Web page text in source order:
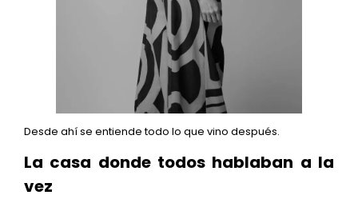
Desde ahí se entiende todo lo que vino después.
La casa donde todos hablaban a la
vez